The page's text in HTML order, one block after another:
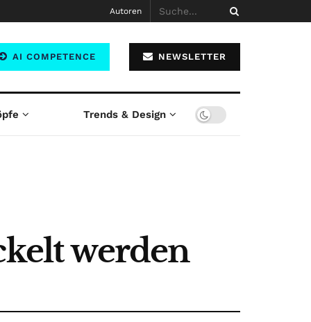
Autoren
AI COMPETENCE NEWSLETTER
Trends & Design
werden